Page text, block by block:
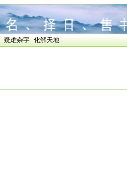
疑难杂字 化解天地